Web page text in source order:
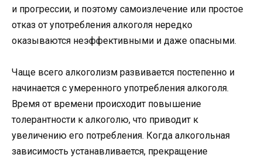
и прогрессии, и поэтому самоизлечение или простое
отказ от употребления алкоголя нередко
оказываются неэффективными и даже опасными.
Чаще всего алкоголизм развивается постепенно и
начинается с умеренного употребления алкоголя.
Время от времени происходит повышение
толерантности к алкоголю, что приводит к
увеличению его потребления. Когда алкогольная
зависимость устанавливается, прекращение